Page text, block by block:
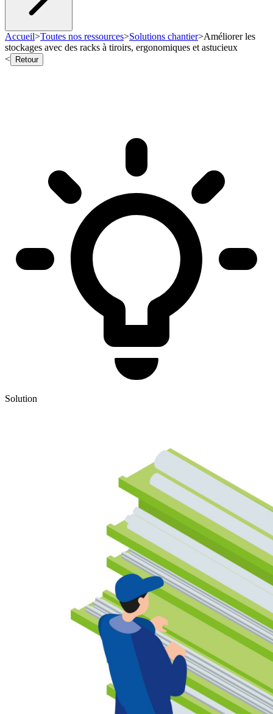
Accueil>Toutes nos ressources>Solutions chantier>Améliorer les
stockages avec des racks à tiroirs, ergonomiques et astucieux
<
Retour
Solution